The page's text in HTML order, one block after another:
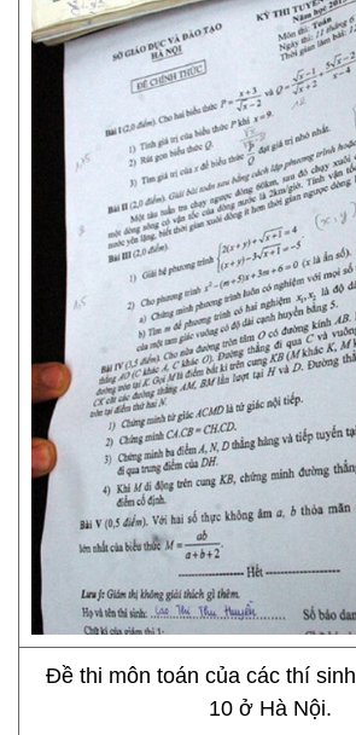
Đề thi môn toán của các thí
10 ở Hà Nội.